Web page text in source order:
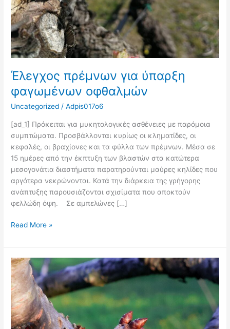
Έλεγχος πρέμνων για ύπαρξη
φαγωμένων οφθαλμών
Uncategorized /Adpis017o6
[ad_1] Πρόκειται για μυκητολογικές ασθένειες με παρόμοια
συμπτώματα. Προσβάλλονται κυρίως οι κληματίδες, οι
κεφαλές, οι βραχίονες και τα φύλλα των πρέμνων. Μέσα σε
15 ημέρες από την έκπτυξη των βλαστών στα κατώτερα
μεσογονάτια διαστήματα παρατηρούνται μαύρες κηλίδες που
αργότερα νεκρώνονται. Κατά την διάρκεια της γρήγορης
ανάπτυξης παρουσιάζονται σχισίματα που αποκτούν
φελλώδη όψη. Σε αμπελώνες […]
Read More »
Χειμερινός
Λήθαργος
Οφθαλμών
Φυλλοβόλων